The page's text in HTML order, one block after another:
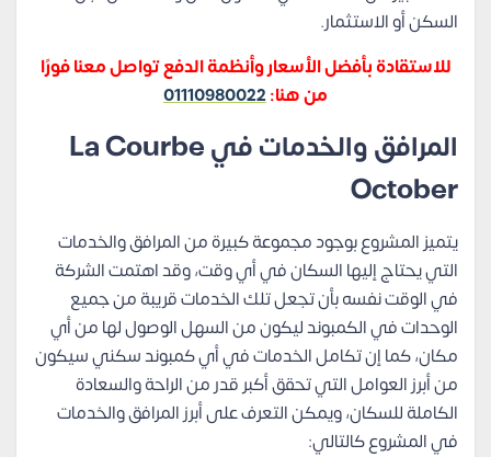
السكن أو الاستثمار.
للاستقادة بأفضل الأسعار وأنظمة الدفع تواصل معنا فورًا
من هنا:01110980022
المرافق والخدمات في La Courbe
October
يتميز المشروع بوجود مجموعة كبيرة من المرافق والخدمات
التي يحتاج إليها السكان في أي وقت، وقد اهتمت الشركة
في الوقت نفسه بأن تجعل تلك الخدمات قريبة من جميع
الوحدات في الكمبوند ليكون من السهل الوصول لها من أي
مكان، كما إن تكامل الخدمات في أي كمبوند سكني سيكون
من أبرز العوامل التي تحقق أكبر قدر من الراحة والسعادة
الكاملة للسكان، ويمكن التعرف على أبرز المرافق والخدمات
في المشروع كالتالي: